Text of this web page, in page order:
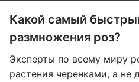
Какой самый
размножения роз?
Эксперты по всему миру
растения черенками, а не